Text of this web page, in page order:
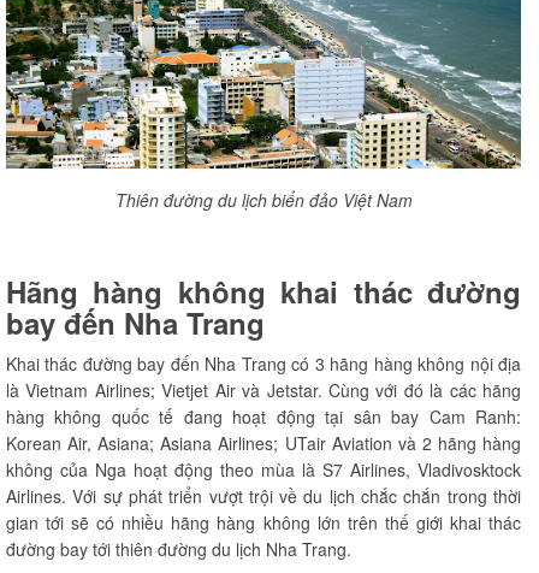
Thiên đường du lịch biển đảo Việt Nam
Hãng hàng không khai thác đường
bay đến Nha Trang
Khai thác đường bay đến Nha Trang có 3 hãng hàng không nội địa
là Vietnam Airlines; Vietjet Air và Jetstar. Cùng với đó là các hãng
hàng không quốc tế đang hoạt động tại sân bay Cam Ranh:
Korean Air, Asiana; Asiana Airlines; UTair Aviation và 2 hãng hàng
không của Nga hoạt động theo mùa là S7 Airlines, Vladivosktock
Airlines. Với sự phát triển vượt trội về du lịch chắc chắn trong thời
gian tới sẽ có nhiều hãng hàng không lớn trên thế giới khai thác
đường bay tới thiên đường du lịch Nha Trang.